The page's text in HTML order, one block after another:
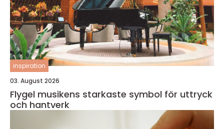
inspiration
03. August 2026
Flygel musikens starkaste symbol för uttryck
och hantverk